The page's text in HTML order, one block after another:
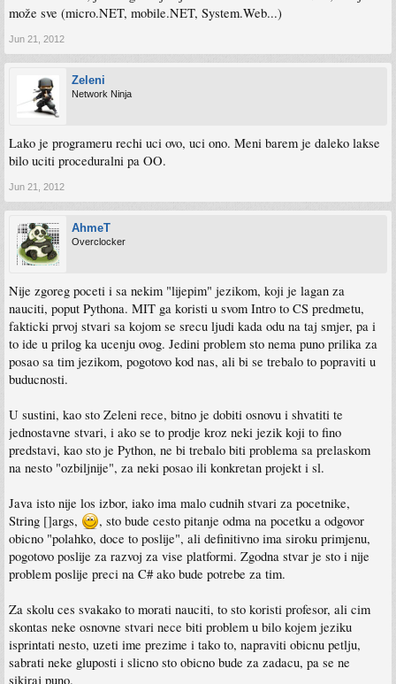
može sve (micro.NET, mobile.NET, System.Web...)
Jun 21, 2012
Zeleni
Network Ninja
Lako je programeru rechi uci ovo, uci ono. Meni barem je daleko lakse
bilo uciti proceduralni pa OO.
Jun 21, 2012
AhmeT
Overclocker
Nije zgoreg poceti i sa nekim "lijepim" jezikom, koji je lagan za
nauciti, poput Pythona. MIT ga koristi u svom Intro to CS predmetu,
fakticki prvoj stvari sa kojom se srecu ljudi kada odu na taj smjer, pa i
to ide u prilog ka ucenju ovog. Jedini problem sto nema puno prilika za
posao sa tim jezikom, pogotovo kod nas, ali bi se trebalo to popraviti u
buducnosti.
U sustini, kao sto Zeleni rece, bitno je dobiti osnovu i shvatiti te
jednostavne stvari, i ako se to prodje kroz neki jezik koji to fino
predstavi, kao sto je Python, ne bi trebalo biti problema sa prelaskom
na nesto "ozbiljnije", za neki posao ili konkretan projekt i sl.
Java isto nije los izbor, iako ima malo cudnih stvari za pocetnike,
String []args,
, sto bude cesto pitanje odma na pocetku a odgovor
obicno "polahko, doce to poslije", ali definitivno ima siroku primjenu,
pogotovo poslije za razvoj za vise platformi. Zgodna stvar je sto i nije
problem poslije preci na C# ako bude potrebe za tim.
Za skolu ces svakako to morati nauciti, to sto koristi profesor, ali cim
skontas neke osnovne stvari nece biti problem u bilo kojem jeziku
isprintati nesto, uzeti ime prezime i tako to, napraviti obicnu petlju,
sabrati neke gluposti i slicno sto obicno bude za zadacu, pa se ne
sikiraj puno.